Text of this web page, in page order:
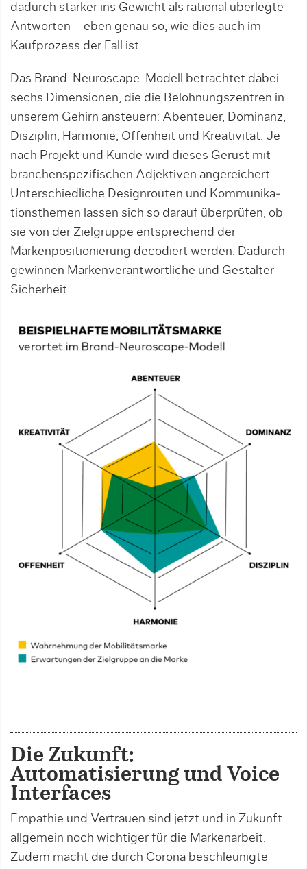
dadurch stärker ins Gewicht als rational überlegte
Antworten – eben genau so, wie dies auch im
Kaufprozess der Fall ist.
Das Brand-Neuroscape-Modell betrachtet dabei
sechs Dimensionen, die die Belohnungszentren in
unserem Gehirn ansteuern: Abenteuer, Dominanz,
Disziplin, Harmonie, Offenheit und Kreativität. Je
nach Projekt und Kunde wird dieses Gerüst mit
branchenspezifischen Adjektiven ange­reichert.
Unterschiedliche Designrouten und Kom­mu­nika­
tionsthemen lassen sich so darauf überprüfen, ob
sie von der Zielgruppe entsprechend der
Markenpositio­nierung decodiert werden. Dadurch
gewinnen Markenverantwortliche und Gestalter
Sicherheit.
Die Zukunft:
Automatisierung und Voice
Interfaces
Empathie und Vertrauen sind jetzt und in Zukunft
allgemein noch wichtiger für die Markenarbeit.
Zudem macht die durch Corona beschleunigte